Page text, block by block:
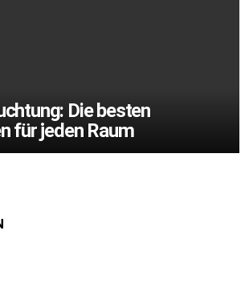
Die besten
für jeden Raum